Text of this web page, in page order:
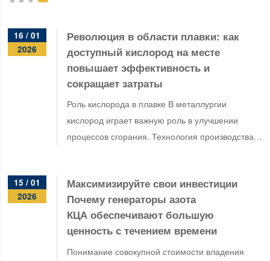
16 / 01
2026
Революция в области плавки: как
доступный кислород на месте
повышает эффективность и
сокращает затраты
Роль кислорода в плавке В металлургии
кислород играет важную роль в улучшении
процессов сгорания. Технология производства
15 / 01
2026
Максимизируйте свои инвестиции
Почему генераторы азота
КЦА обеспечивают большую
ценность с течением времени
Понимание совокупной стоимости владения